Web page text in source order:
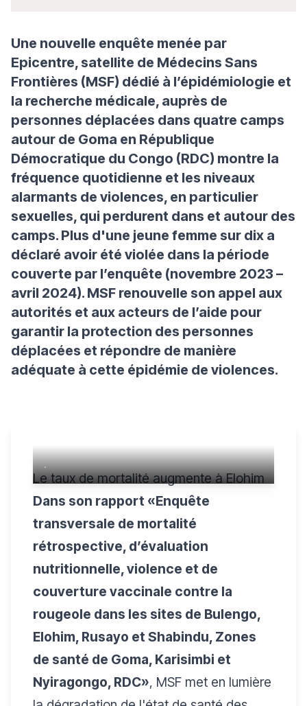
Une nouvelle enquête menée par
Epicentre, satellite de Médecins Sans
Frontières (MSF) dédié à l’épidémiologie et
la recherche médicale, auprès de
personnes déplacées dans quatre camps
autour de Goma en République
Démocratique du Congo (RDC) montre la
fréquence quotidienne et les niveaux
alarmants de violences, en particulier
sexuelles, qui perdurent dans et autour des
camps. Plus d'une jeune femme sur dix a
déclaré avoir été violée dans la période
couverte par l’enquête (novembre 2023 –
avril 2024). MSF renouvelle son appel aux
autorités et aux acteurs de l’aide pour
garantir la protection des personnes
déplacées et répondre de manière
adéquate à cette épidémie de violences.
.
Le taux de mortalité augmente à Elohim
Dans son rapport «Enquête
transversale de mortalité
rétrospective, d’évaluation
nutritionnelle, violence et de
couverture vaccinale contre la
rougeole dans les sites de Bulengo,
Elohim, Rusayo et Shabindu, Zones
de santé de Goma, Karisimbi et
Nyiragongo, RDC», MSF met en lumière